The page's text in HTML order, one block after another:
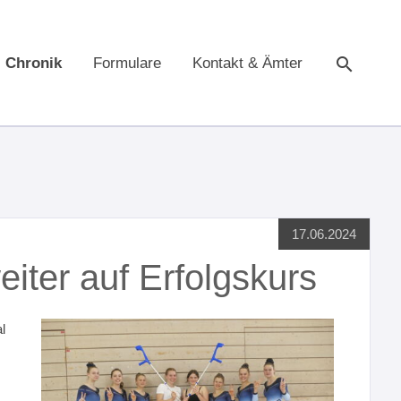
Chronik Formulare
Kontakt & Ämter
17.06.2024
auf Erfolgskurs